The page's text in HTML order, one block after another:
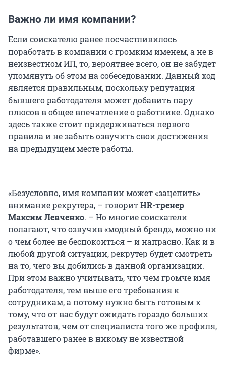
Важно ли имя компании?
Если соискателю ранее посчастливилось
поработать в компании с громким именем, а не в
неизвестном ИП, то, вероятнее всего, он не забудет
упомянуть об этом на собеседовании. Данный ход
является правильным, поскольку репутация
бывшего работодателя может добавить пару
плюсов в общее впечатление о работнике. Однако
здесь также стоит придерживаться первого
правила и не забыть озвучить свои достижения
на предыдущем месте работы.
«Безусловно, имя компании может «зацепить»
внимание рекрутера, – говоритHR-тренер
Максим Левченко. – Но многие соискатели
полагают, что озвучив «модный бренд», можно ни
о чем более не беспокоиться – и напрасно. Как и в
любой другой ситуации, рекрутер будет смотреть
на то, чего вы добились в данной организации.
При этом важно учитывать, что чем громче имя
работодателя, тем выше его требования к
сотрудникам, а потому нужно быть готовым к
тому, что от вас будут ожидать гораздо больших
результатов, чем от специалиста того же профиля,
работавшего ранее в никому не известной
фирме».